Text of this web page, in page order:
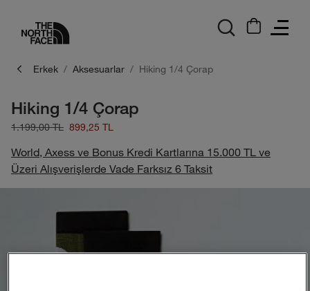
Erkek Aksesuarlar Hiking 1/4 Çorap
Hiking 1/4 Çorap
899,25 TL
1.199,00 TL
World, Axess ve Bonus Kredi Kartlarına 15.000 TL ve
Üzeri Alışverişlerde Vade Farksız 6 Taksit